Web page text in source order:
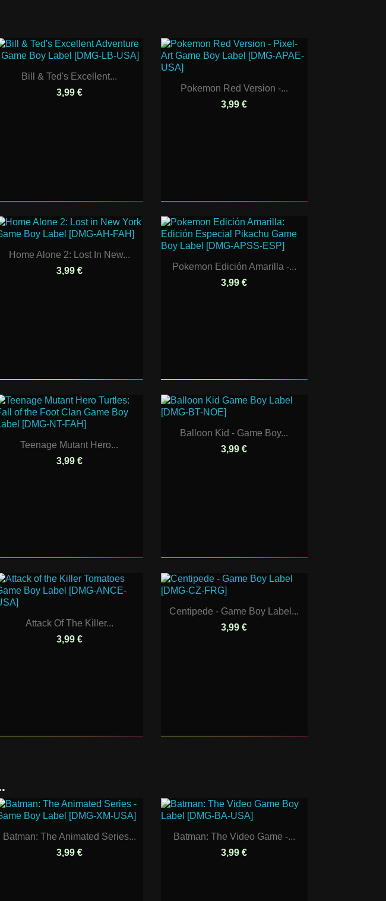
Bill & Ted's Excellent...
3,99 €
Pokemon Red Version -...
3,99 €
Home Alone 2: Lost In New...
3,99 €
Pokemon Edición Amarilla -...
3,99 €
Teenage Mutant Hero...
3,99 €
Balloon Kid - Game Boy...
3,99 €
Attack Of The Killer...
3,99 €
Centipede - Game Boy Label...
3,99 €
Batman: The Animated Series...
3,99 €
Batman: The Video Game -...
3,99 €